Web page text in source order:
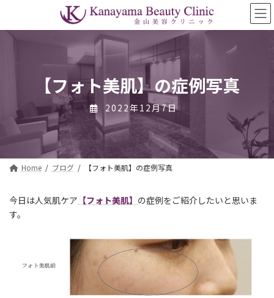
テ
ゲ
【フォト美肌】の症例写真
2022年12月7日
Home ブログ 【フォト美肌】の症例写真
今日は人気肌ケア 【フォト美肌】 の症例をご紹介したいと思いま
す。